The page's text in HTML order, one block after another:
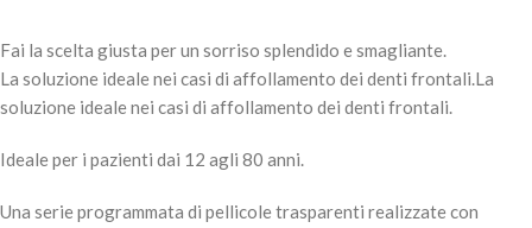
Fai la scelta giusta per un sorriso splendido e smagliante.
La soluzione ideale nei casi di affollamento dei denti frontali.La
soluzione ideale nei casi di affollamento dei denti frontali.
Ideale per i pazienti dai 12 agli 80 anni.
Una serie programmata di pellicole trasparenti realizzate con